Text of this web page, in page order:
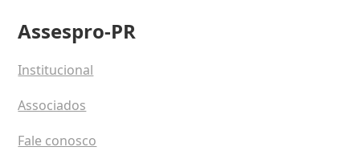
Assespro-PR
Institucional
Associados
Fale conosco